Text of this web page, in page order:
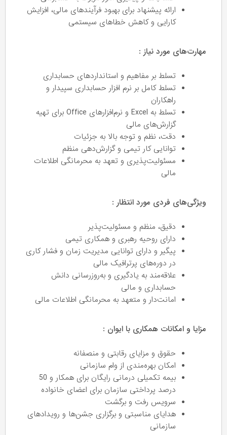
ارائه پیشنهاد برای بهبود فرآیندهای مالی، افزایش
کارایی و کاهش خطاهای سیستمی
مهارت‌های مورد نیاز :
تسلط بر مفاهیم و استانداردهای حسابداری
تسلط کامل بر نرم افزار حسابداری سپیدار و
راهکاران
تسلط به Excel و نرم‌افزارهای Office برای تهیه
گزارش‌های مالی
دقت، نظم و توجه بالا به جزئیات
توانایی کار تیمی و گزارش‌دهی منظم
مسئولیت‌پذیری و تعهد به محرمانگی اطلاعات
مالی
ویژگی‌های فردی مورد انتظار :
دقیق، منظم و مسئولیت‌پذیر
دارای روحیه رهبری و همکاری تیمی
پیگیر و دارای توانایی مدیریت زمان و فشار کاری
در دوره‌های پرترافیک مالی
علاقه‌مند به یادگیری و به‌روزرسانی دانش
حسابداری و مالی
امانت‌دار و متعهد به محرمانگی اطلاعات مالی
مزایا و امکانات همکاری با ایوان :
حقوق و مزایای رقابتی و منصفانه
امکان بهره‌مندی از وام سازمانی
بیمه تکمیلی درمانی رایگان برای همکار و 50
درصد پرداختی سازمان برای اعضای خانواده
سرویس رفت و برگشت
هدایای مناسبتی و برگزاری جشن‌ها و رویدادهای
سازمانی